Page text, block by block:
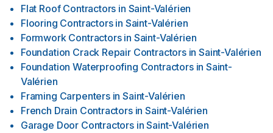
Flat Roof Contractors in Saint-Valérien
Flooring Contractors in Saint-Valérien
Formwork Contractors in Saint-Valérien
Foundation Crack Repair Contractors in Saint-Valérien
Foundation Waterproofing Contractors in Saint-
Valérien
Framing Carpenters in Saint-Valérien
French Drain Contractors in Saint-Valérien
Garage Door Contractors in Saint-Valérien